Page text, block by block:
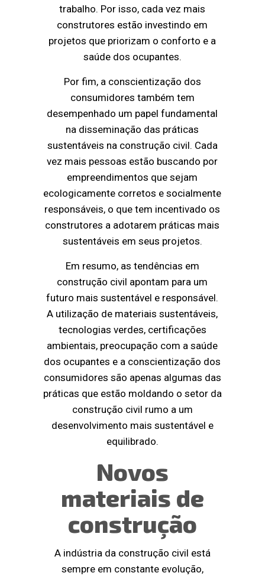
trabalho. Por isso, cada vez mais
construtores estão investindo em
projetos que priorizam o conforto e a
saúde dos ocupantes.
Por fim, a conscientização dos
consumidores também tem
desempenhado um papel fundamental
na disseminação das práticas
sustentáveis na construção civil. Cada
vez mais pessoas estão buscando por
empreendimentos que sejam
ecologicamente corretos e socialmente
responsáveis, o que tem incentivado os
construtores a adotarem práticas mais
sustentáveis em seus projetos.
Em resumo, as tendências em
construção civil apontam para um
futuro mais sustentável e responsável.
A utilização de materiais sustentáveis,
tecnologias verdes, certificações
ambientais, preocupação com a saúde
dos ocupantes e a conscientização dos
consumidores são apenas algumas das
práticas que estão moldando o setor da
construção civil rumo a um
desenvolvimento mais sustentável e
equilibrado.
Novos
materiais de
construção
A indústria da construção civil está
sempre em constante evolução,